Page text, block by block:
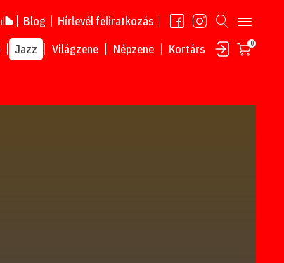
Blog
Hírlevél feliratkozás
Jazz Világzene Népzene Kortárs 0